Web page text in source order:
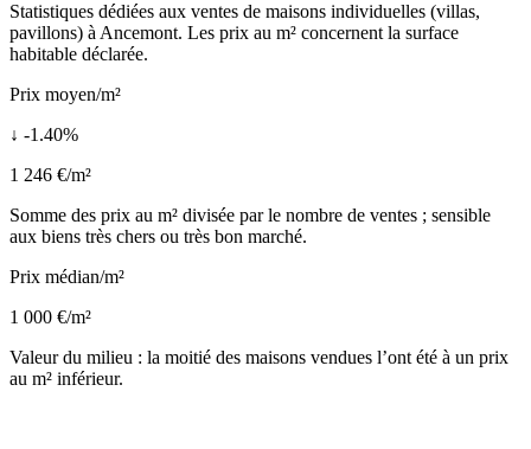
Statistiques dédiées aux ventes de maisons individuelles (villas,
pavillons) à Ancemont. Les prix au m² concernent la surface
habitable déclarée.
Prix moyen/m²
↓ -1.40%
1 246 €/m²
Somme des prix au m² divisée par le nombre de ventes ; sensible
aux biens très chers ou très bon marché.
Prix médian/m²
1 000 €/m²
Valeur du milieu : la moitié des maisons vendues l’ont été à un prix
au m² inférieur.